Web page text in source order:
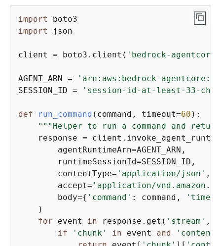
import
import
json
client = boto3.client( 'bedrock-agentcore'
AGENT_ARN =
'arn:aws:bedrock-
SESSION_ID =
'session-id-at-least-33-
def run_command ( command, timeout=60 ):
"""Helper to run a command and
response =
        agentRuntimeArn=AGENT_ARN,
        runtimeSessionId=SESSION_ID,
        contentType=
'application/json' ,
        accept=
'application/
        body=
{ 'command' : command,
    )
for event in response.get( 'stream' ,
if
'chunk' in event and